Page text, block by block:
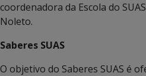
coordenadora da Escola do
Noleto.
Saberes SUAS
O objetivo do Saberes SUAS é